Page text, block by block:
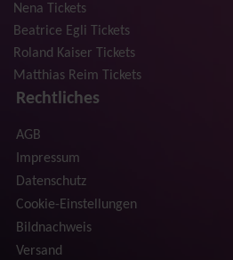
Nena Tickets
Beatrice Egli Tickets
Roland Kaiser Tickets
Matthias Reim Tickets
Rechtliches
AGB
Impressum
Datenschutz
Cookie-Einstellungen
Bildnachweis
Versand